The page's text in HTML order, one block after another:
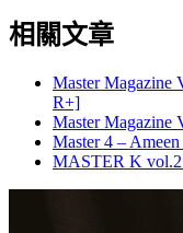
相關文章
Master
R+]
Master
Master 4 –
MASTER K vol.2